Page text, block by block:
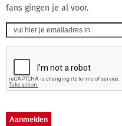
fans gingen je al voor.